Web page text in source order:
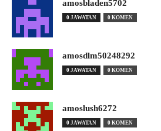
amosbladen5702
0 JAWATAN 0 KOMEN
amosdlm50248292
0 JAWATAN 0 KOMEN
amoslush6272
0 JAWATAN 0 KOMEN